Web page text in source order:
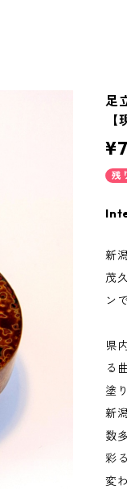
足
【
残
新
茂
ン
県
る
塗
新
数
彩
変